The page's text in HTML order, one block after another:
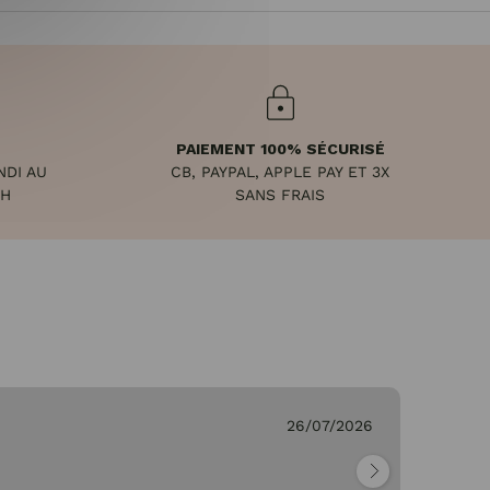
AU
PAIEMENT 100% SÉCURISÉ
CB, PAYPAL, APPLE PAY ET 3X
SANS FRAIS
26/07/2026